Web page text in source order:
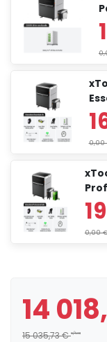
14
15 035,73 €s/iva